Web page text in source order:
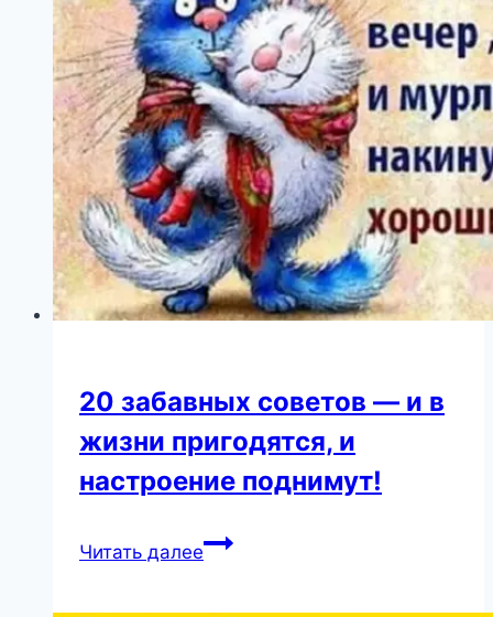
20 забавных советов — и в
жизни пригодятся, и
настроение поднимут!
Читать далее20